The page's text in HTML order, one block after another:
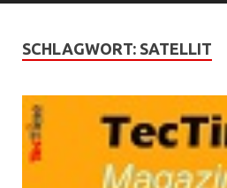
SCHLAGWORT: SATELLIT